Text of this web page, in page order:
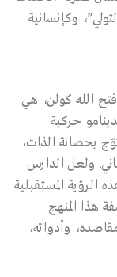
وكإنسانية
فتح الله كولن، هي
حركية
بحصانة الذات،
ولعل الدارس
الرؤية المستقبلية
هذا المنهج
وأدواته،